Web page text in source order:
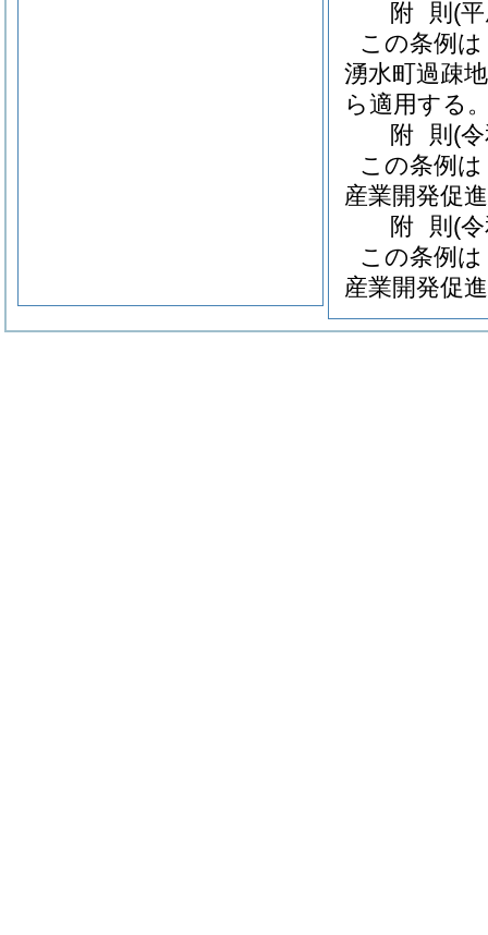
附 則 (
この条例
湧水町過疎
ら適用する
附 則 (
この条例
産業開発促
附 則 (
この条例
産業開発促